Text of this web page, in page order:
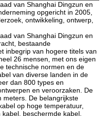
van Shanghai Dingzun en
opgericht in 2005,
ontwikkeling, ontwerp,
van Shanghai Dingzun en
bestaande
inbegrip van hogere titels van
26 mensen, met ons eigen
technische normen en de
van diverse landen in de
dan 800 types en
en veroorzaken. De
meters. De belangrijkste
op hoge temperatuur,
beschermde kabel,